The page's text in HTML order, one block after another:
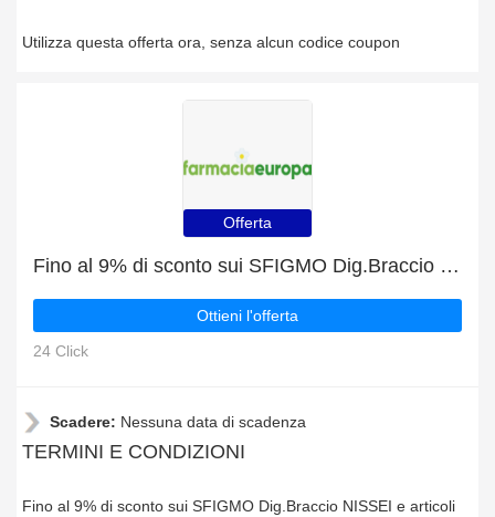
Utilizza questa offerta ora, senza alcun codice coupon
Offerta
Fino al 9% di sconto sui SFIGMO Dig.Braccio NISSEI e articoli selezionati
Ottieni l'offerta
24 Click
Scadere: Nessuna data di scadenza
TERMINI E CONDIZIONI
Fino al 9% di sconto sui SFIGMO Dig.Braccio NISSEI e articoli